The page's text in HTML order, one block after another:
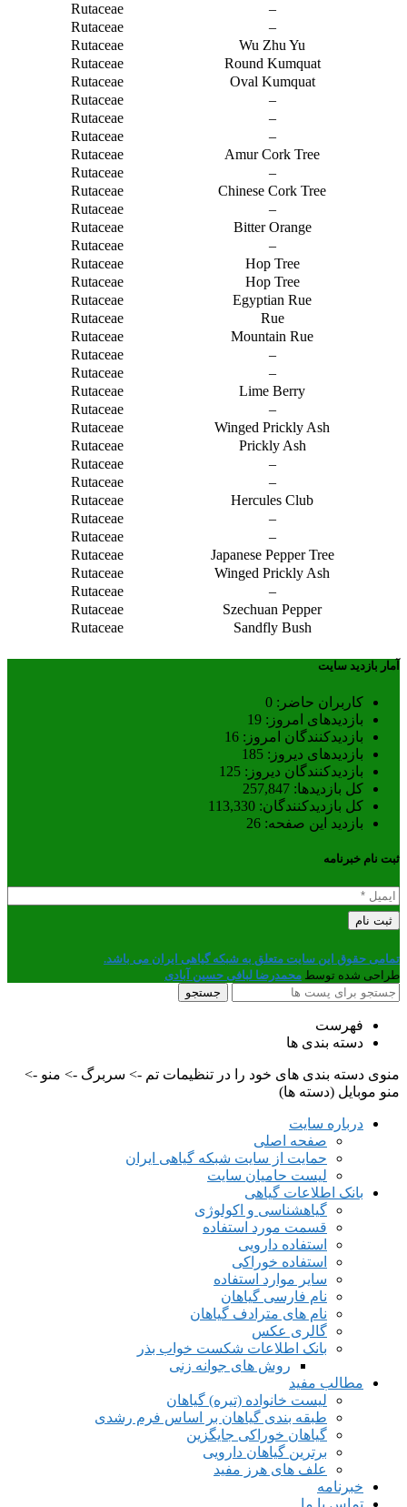
–
Rutaceae
–
Rutaceae
Wu Zhu Yu
Rutaceae
Round Kumquat
Rutaceae
Oval Kumquat
Rutaceae
–
Rutaceae
–
Rutaceae
–
Rutaceae
Amur Cork Tree
Rutaceae
–
Rutaceae
Chinese Cork Tree
Rutaceae
–
Rutaceae
Bitter Orange
Rutaceae
–
Rutaceae
Hop Tree
Rutaceae
Hop Tree
Rutaceae
Egyptian Rue
Rutaceae
Rue
Rutaceae
Mountain Rue
Rutaceae
–
Rutaceae
–
Rutaceae
Lime Berry
Rutaceae
–
Rutaceae
Winged Prickly Ash
Rutaceae
Prickly Ash
Rutaceae
–
Rutaceae
–
Rutaceae
Hercules Club
Rutaceae
–
Rutaceae
–
Rutaceae
Japanese Pepper Tree
Rutaceae
Winged Prickly Ash
Rutaceae
–
Rutaceae
Szechuan Pepper
Rutaceae
Sandfly Bush
Rutaceae
آمار بازدید سایت
کاربران حاضر: 0
بازدیدهای امروز: 19
بازدیدکنندگان امروز: 16
بازدیدهای دیروز: 185
بازدیدکنندگان دیروز: 125
کل بازدیدها: 257,847
کل بازدیدکنند‌گان: 113,330
بازدید این صفحه: 26
ثبت نام خبرنامه
تمامی حقوق این سایت متعلق به شبکه گیاهی ایران می باشد.
طراحی شده توسط محمدرضا لبافی حسین آبادی
جستجو
فهرست
دسته بندی ها
منوی دسته بندی های خود را در تنظیمات تم -> سربرگ -> منو ->
منو موبایل (دسته ها)
درباره سایت
صفحه اصلی
حمایت از سایت شبکه گیاهی ایران
لیست حامیان سایت
بانک اطلاعات گیاهی
گیاهشناسی و اکولوژی
قسمت مورد استفاده
استفاده دارویی
استفاده خوراکی
سایر موارد استفاده
نام فارسی گیاهان
نام های مترادف گیاهان
گالری عکس
بانک اطلاعات شکست خواب بذر
روش های جوانه زنی
مطالب مفید
لیست خانواده (تیره) گیاهان
طبقه بندی گیاهان بر اساس فرم رشدی
گیاهان خوراکی جایگزین
برترین گیاهان دارویی
علف های هرز مفید
خبرنامه